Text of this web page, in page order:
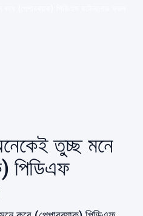
তুচ্ছ মনে
পিডিএফ